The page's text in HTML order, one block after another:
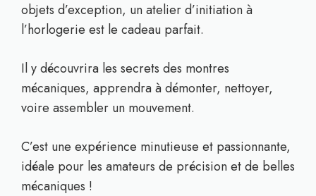
objets d’exception, un atelier d’initiation à
l’horlogerie est le cadeau parfait.
Il y découvrira les secrets des montres
mécaniques, apprendra à démonter, nettoyer,
voire assembler un mouvement.
C’est une expérience minutieuse et passionnante,
idéale pour les amateurs de précision et de belles
mécaniques !